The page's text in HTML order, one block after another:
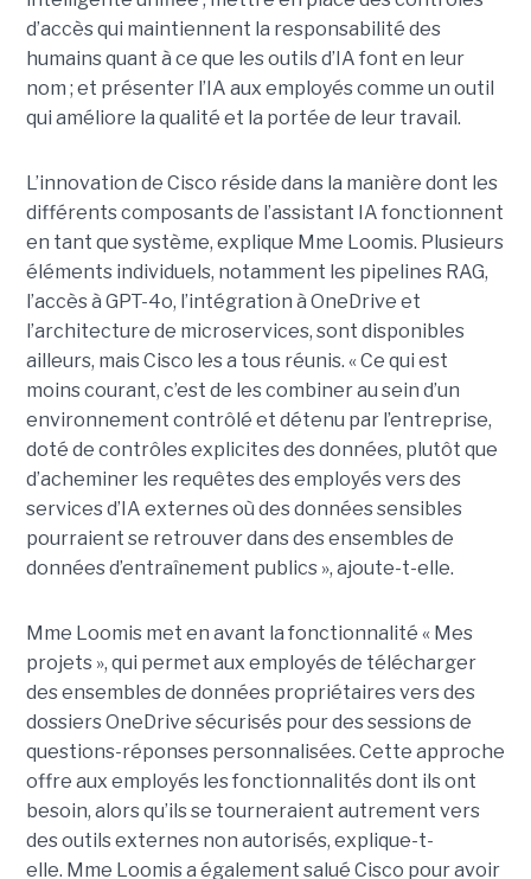
d’accès qui maintiennent la responsabilité des
humains quant à ce que les outils d’IA font en leur
nom ; et présenter l’IA aux employés comme un outil
qui améliore la qualité et la portée de leur travail.
L’innovation de Cisco réside dans la manière dont les
différents composants de l’assistant IA fonctionnent
en tant que système, explique Mme Loomis. Plusieurs
éléments individuels, notamment les pipelines RAG,
l’accès à GPT-4o, l’intégration à OneDrive et
l’architecture de microservices, sont disponibles
ailleurs, mais Cisco les a tous réunis. « Ce qui est
moins courant, c’est de les combiner au sein d’un
environnement contrôlé et détenu par l’entreprise,
doté de contrôles explicites des données, plutôt que
d’acheminer les requêtes des employés vers des
services d’IA externes où des données sensibles
pourraient se retrouver dans des ensembles de
données d’entraînement publics », ajoute-t-elle.
Mme Loomis met en avant la fonctionnalité « Mes
projets », qui permet aux employés de télécharger
des ensembles de données propriétaires vers des
dossiers OneDrive sécurisés pour des sessions de
questions-réponses personnalisées. Cette approche
offre aux employés les fonctionnalités dont ils ont
besoin, alors qu’ils se tourneraient autrement vers
des outils externes non autorisés, explique-t-
elle. Mme Loomis a également salué Cisco pour avoir